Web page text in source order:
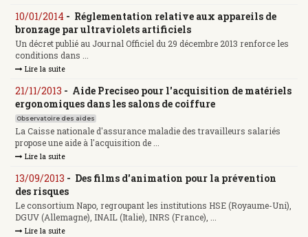
10/01/2014 - Réglementation relative aux appareils de
bronzage par ultraviolets artificiels
Un décret publié au Journal Officiel du 29 décembre 2013 renforce les
conditions dans ...
Lire la suite
21/11/2013 - Aide Preciseo pour l'acquisition de matériels
ergonomiques dans les salons de coiffure
Observatoire des aides
La Caisse nationale d'assurance maladie des travailleurs salariés
propose une aide à l'acquisition de ...
Lire la suite
13/09/2013 - Des films d'animation pour la prévention
des risques
Le consortium Napo, regroupant les institutions HSE (Royaume-Uni),
DGUV (Allemagne), INAIL (Italie), INRS (France), ...
Lire la suite